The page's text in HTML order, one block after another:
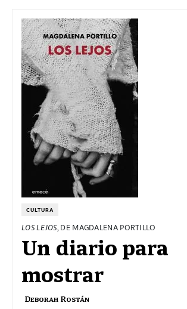
CULTURA
LOS LEJOS, DE MAGDALENA PORTILLO
Un diario para
mostrar
Deborah Rostán